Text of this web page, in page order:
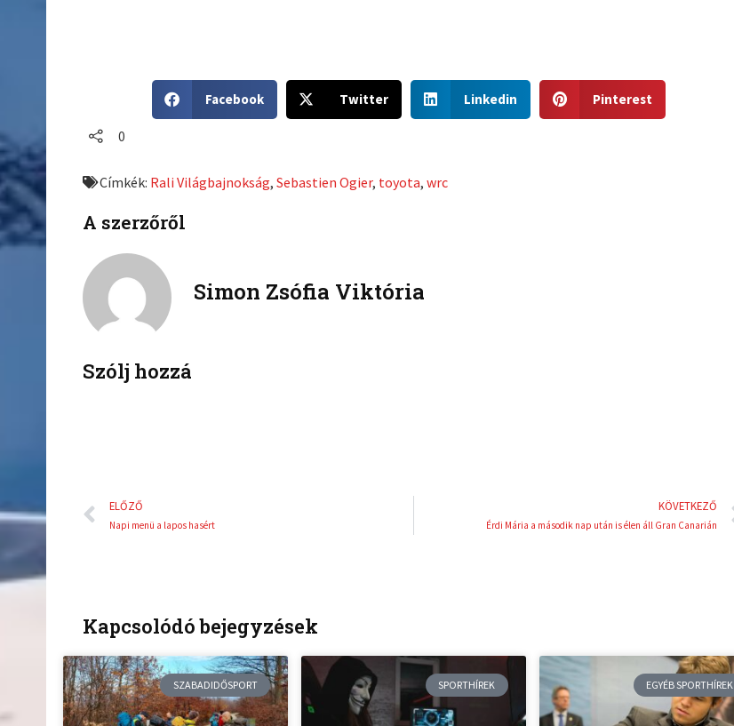
h
o
f
b
Facebook
h
o
t
t
Twitter
h
o
Linkedin
h
Pinterest
0
Címkék: Rali Világbajnokság,Sebastien Ogier, toyota,wrc
A szerzőről
Simon Zsófia Viktória
Szólj hozzá
Előző
ELŐZŐ
Napi menü a lapos hasért
KÖVETKEZŐ
Érdi Mária a második nap után is élen áll Gran Canarián
Kapcsolódó bejegyzések
SZABADIDŐSPORT SPORTHÍREK EGYÉB SPORTHÍREK